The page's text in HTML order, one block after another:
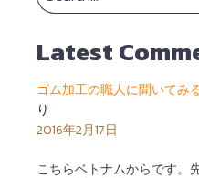
Latest
ゴム加工の職人に聞いてみ
り
2016年2月17日
こちらベトナムからです。